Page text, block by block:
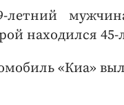
летний
находился
«Киа»